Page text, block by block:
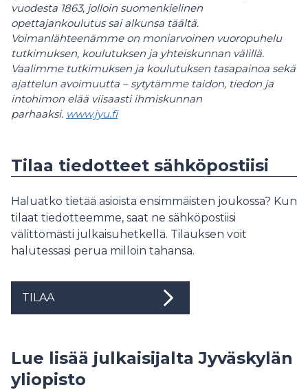
vuodesta 1863, jolloin suomenkielinen
opettajankoulutus sai alkunsa täältä.
Voimanlähteenämme on moniarvoinen vuoropuhelu
tutkimuksen, koulutuksen ja yhteiskunnan välillä.
Vaalimme tutkimuksen ja koulutuksen tasapainoa sekä
ajattelun avoimuutta – sytytämme taidon, tiedon ja
intohimon elää viisaasti ihmiskunnan
parhaaksi. www.jyu.fi
Tilaa tiedotteet sähköpostiisi
Haluatko tietää asioista ensimmäisten joukossa? Kun
tilaat tiedotteemme, saat ne sähköpostiisi
välittömästi julkaisuhetkellä. Tilauksen voit
halutessasi perua milloin tahansa.
TILAA
Lue lisää julkaisijalta Jyväskylän
yliopisto